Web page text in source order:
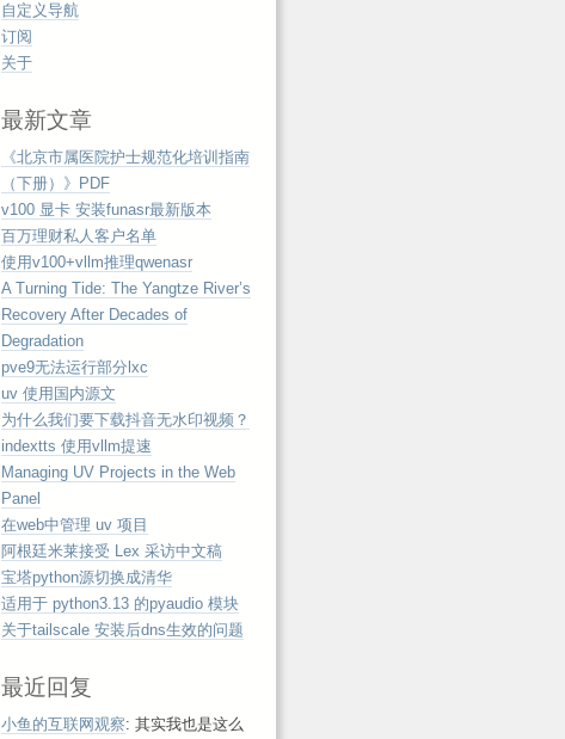
自定义导航
订阅
关于
最新文章
《北京市属医院护士规范化培训指南
（下册）》PDF
v100 显卡 安装funasr最新版本
百万理财私人客户名单
使用v100+vllm推理qwenasr
A Turning Tide: The Yangtze River’s
Recovery After Decades of
Degradation
pve9无法运行部分lxc
uv 使用国内源文
为什么我们要下载抖音无水印视频？
indextts 使用vllm提速
Managing UV Projects in the Web
Panel
在web中管理 uv 项目
阿根廷米莱接受 Lex 采访中文稿
宝塔python源切换成清华
适用于 python3.13 的pyaudio 模块
关于tailscale 安装后dns生效的问题
最近回复
小鱼的互联网观察: 其实我也是这么